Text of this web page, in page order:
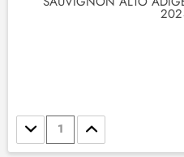
Stückzahl